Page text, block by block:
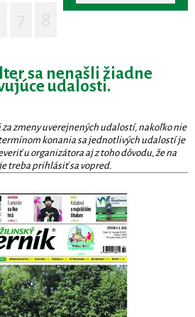
sa nenašli žiadne
udalosti.
zmeny uverejnených udalostí, nakoľko nie
konania sa jednotlivých udalostí je
u organizátora aj z toho dôvodu, že na
treba prihlásiť sa vopred.